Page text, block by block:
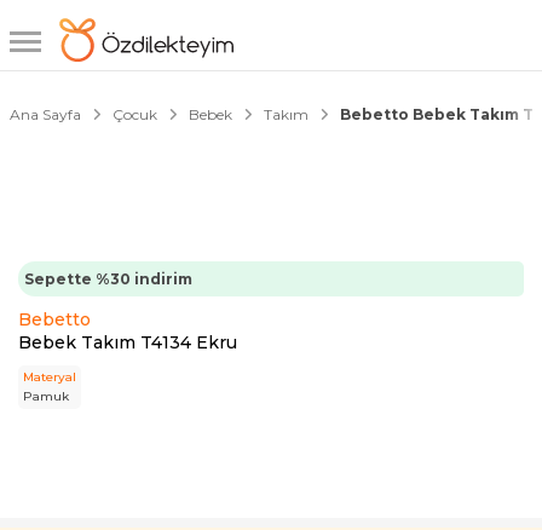
Ana Sayfa Çocuk Bebek Takım Bebetto Bebek Takım
Sepette %30 indirim
Bebetto
Bebek Takım T4134 Ekru
Materyal
Pamuk
1/4